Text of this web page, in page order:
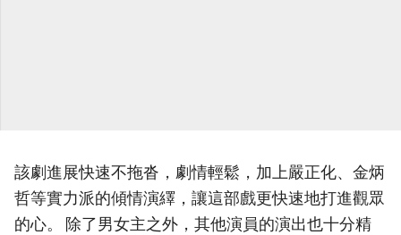
該劇進展快速不拖沓，劇情輕鬆，加上嚴正化、金炳
哲等實力派的傾情演繹，讓這部戲更快速地打進觀眾
的心。 除了男女主之外，其他演員的演出也十分精